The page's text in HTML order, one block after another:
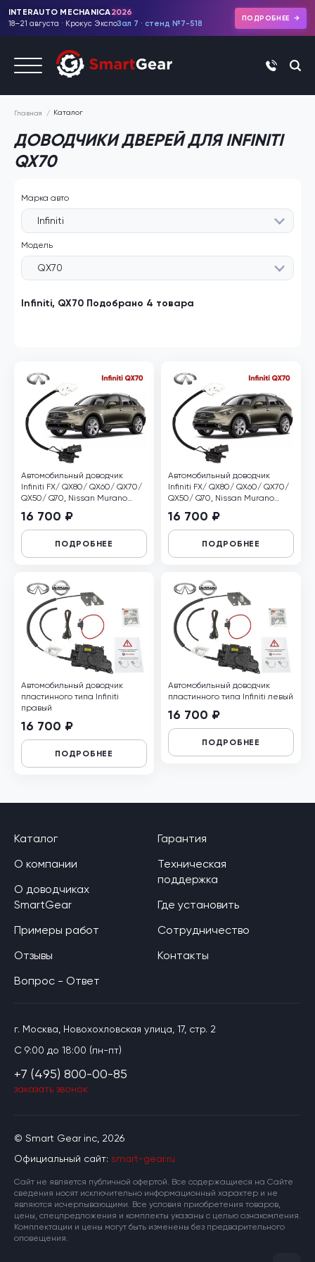
INTERAUTO MECHANICA2026
18–21 августа · Крокус ЭкспоЗал 7 · стенд №7-518
ПОДРОБНЕЕ
+7 (495)
Главная Каталог
ДОВОДЧИКИ ДВЕРЕЙ ДЛЯ INFINITI
QX70
Марка авто
Infiniti
Модель
QX70
Infiniti, QX70 Подобрано 4 товара
Автомобильный доводчик
Infiniti FX/ QX80/ QX60/ QX70/
QX50/ Q70, Nissan Murano
16 700 ₽
ПОДРОБНЕЕ
Автомобильный доводчик
Infiniti FX/ QX80/ QX60/ QX70/
QX50/ Q70, Nissan Murano
16 700 ₽
ПОДРОБНЕЕ
Автомобильный доводчик
пластинного типа Infiniti
правый
16 700 ₽
ПОДРОБНЕЕ
Автомобильный доводчик
пластинного типа Infiniti левый
16 700 ₽
ПОДРОБНЕЕ
© Smart Gear inc, 2026
Официальный сайт: smart-gear.ru
Cайт не является публичной офертой. Все содержащиеся на Сайте
сведения носят исключительно информационный характер и не
являются исчерпывающими. Все условия приобретения товаров,
цены, спецпредложения и комплекты указаны с целью ознакомления.
Комплектации и цены могут быть изменены без предварительного
оповещения.
Каталог
О компании
О доводчиках
SmartGear
Примеры работ
Отзывы
Вопрос - Ответ
Гарантия
Техническая
поддержка
Где установить
Сотрудничество
Контакты
г. Москва, Новохохловская улица, 17, стр. 2
C 9:00 до 18:00 (пн-пт)
+7 (495) 800-00-85
заказать звонок